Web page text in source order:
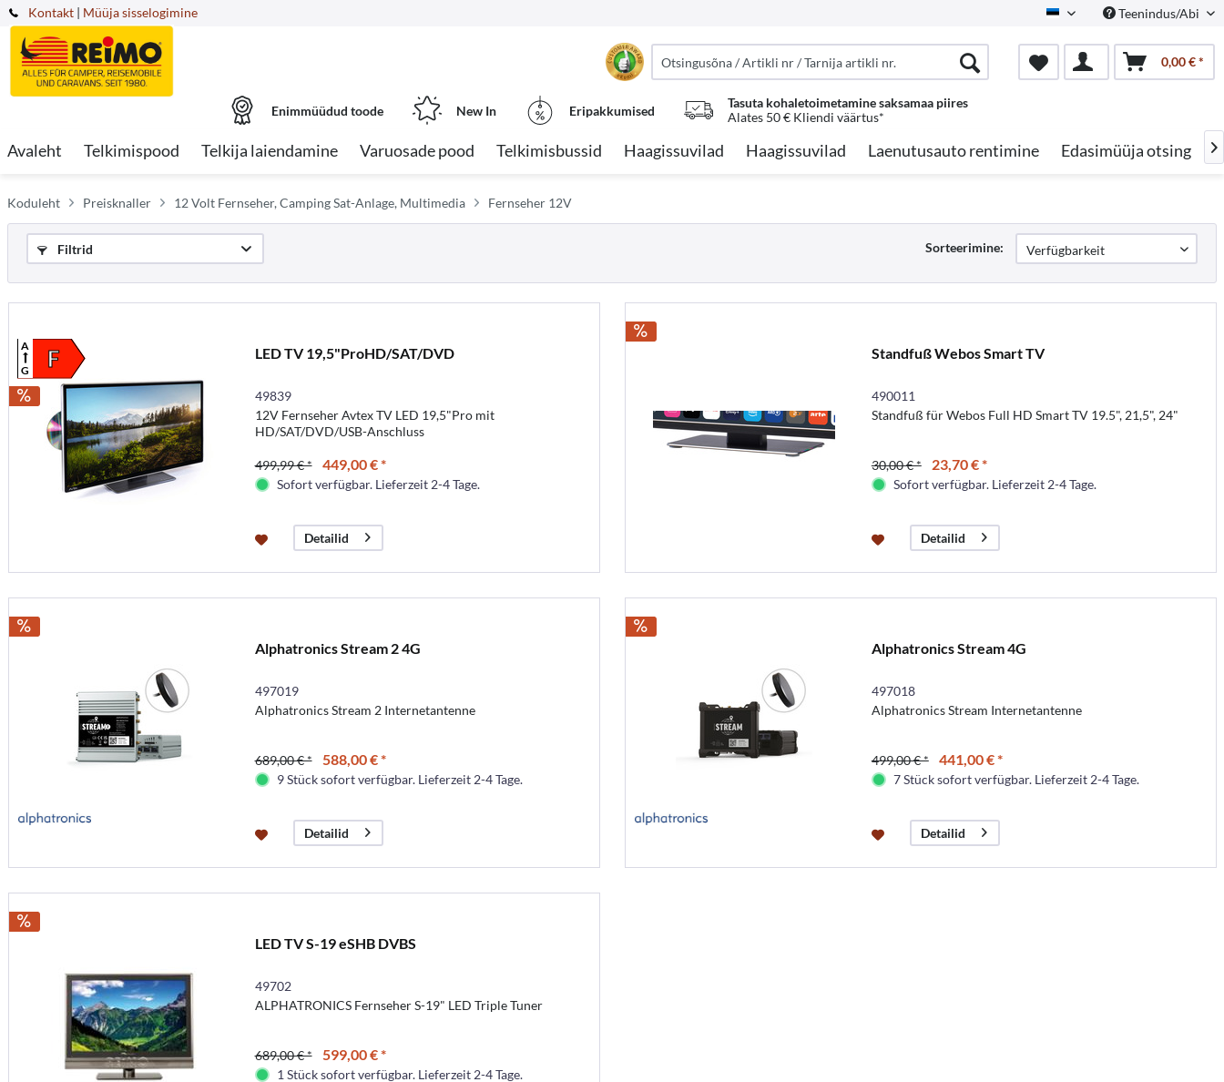
Kontakt Estonian Teenindus/Abi
| Müüja sisselogimine
0,00 € *
Enimmüüdud toode New In Eripakkumised
Tasuta kohaletoimetamine saksamaa piires
Alates 50 € Kliendi väärtus*
Avaleht Telkimispood Telkija laiendamine Varuosade pood Telkimisbussid Haagissuvilad Haagissuvilad Laenutusauto rentimine Edasimüüja otsing 
Koduleht Preisknaller 12 Volt Fernseher, Camping Sat-Anlage, Multimedia Fernseher 12V
Filtrid Sorteerimine:
F
A
G
LED TV 19,5"ProHD/SAT/DVD
49839
12V Fernseher Avtex TV LED 19,5"Pro mit
HD/SAT/DVD/USB-Anschluss
499,99 € * 449,00 € *
Sofort verfügbar. Lieferzeit 2-4 Tage.
Detailid
Standfuß Webos Smart TV
490011
Standfuß für Webos Full HD Smart TV 19.5", 21,5", 24"
30,00 € * 23,70 € *
Sofort verfügbar. Lieferzeit 2-4 Tage.
Detailid
Alphatronics Stream 2 4G
497019
Alphatronics Stream 2 Internetantenne
689,00 € * 588,00 € *
9 Stück sofort verfügbar. Lieferzeit 2-4 Tage.
Detailid
Alphatronics Stream 4G
497018
Alphatronics Stream Internetantenne
499,00 € * 441,00 € *
7 Stück sofort verfügbar. Lieferzeit 2-4 Tage.
Detailid
LED TV S-19 eSHB DVBS
49702
ALPHATRONICS Fernseher S-19" LED Triple Tuner
689,00 € * 599,00 € *
1 Stück sofort verfügbar. Lieferzeit 2-4 Tage.